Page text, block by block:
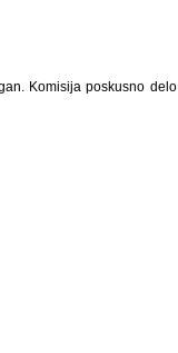
Komisija poskusno delo